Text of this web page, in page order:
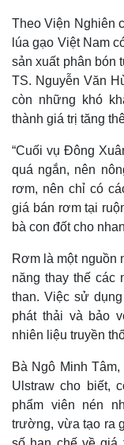
Theo Viện Nghiên
lúa gạo Việt Nam
sản xuất phân bón
TS. Nguyễn Văn
còn những khó
thành giá trị tăng
“Cuối vụ Đông
quá ngắn, nên
rơm, nên chỉ có
giá bán rơm tại
bà con đốt cho
Rơm là một nguồn
năng thay thế các
than. Việc sử
phát thải và bảo
nhiên liệu truyền
Bà Ngô Minh
Ulstraw cho biết,
phẩm viên nén
trường, vừa tạo ra